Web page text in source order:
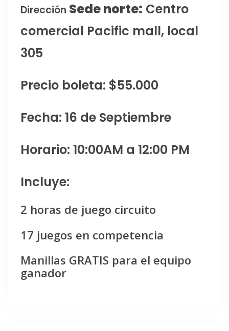
Dirección Sede norte: Centro
comercial Pacific mall, local
305
Precio boleta: $55.000
Fecha: 16 de Septiembre
Horario: 10:00AM a 12:00 PM
Incluye:
2 horas de juego circuito
17 juegos en competencia
Manillas GRATIS para el equipo
ganador